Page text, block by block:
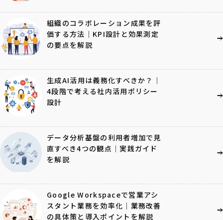
組織のコラボレーション成果を評
価する方法｜KPI設計と効果測定
の要点を解説
生成AI活用は義務化すべきか？｜
4段階で考える社内活用ポリシー
設計
データ分析基盤の利用者増加で見
直すべき4つの観点｜実践ガイド
を解説
Google Workspaceで営業アシ
スタント業務を効率化｜業務改善
の具体策と導入ポイントを解説